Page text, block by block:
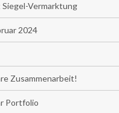
Vermarktung
2024
Zusammenarbeit!
Portfolio